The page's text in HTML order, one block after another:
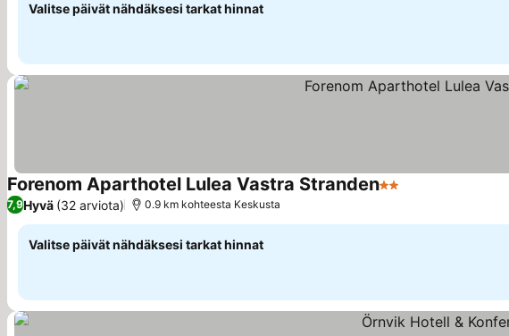
Valitse päivät nähdäksesi tarkat hinnat
Forenom Aparthotel Lulea Vastra Stranden2 Tähtiluokitus
7,9Hyvä (32 arviota) 0.9 km kohteesta Keskusta
Valitse päivät nähdäksesi tarkat hinnat